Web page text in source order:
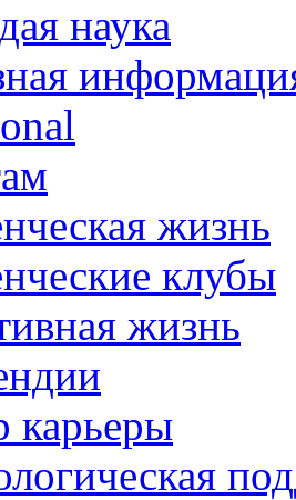
наука
жизнь
клубы
жизнь
карьеры